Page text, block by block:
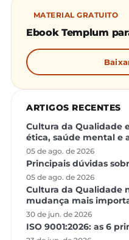
MATERIAL GRATUITO
Ebook Templum
ARTIGOS RECENTES
Cultura da Qualidade
ética, saúde mental e
05 de ago. de 2026
Principais dúvidas
05 de ago. de 2026
Cultura da Qualidade
mudança mais
30 de jun. de 2026
ISO 9001:2026: as 6